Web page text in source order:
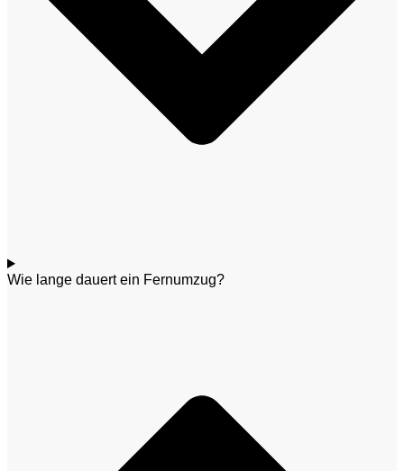
Wie lange dauert ein Fernumzug?